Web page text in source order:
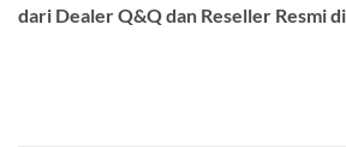
dari Dealer Q&Q dan Reseller Resmi